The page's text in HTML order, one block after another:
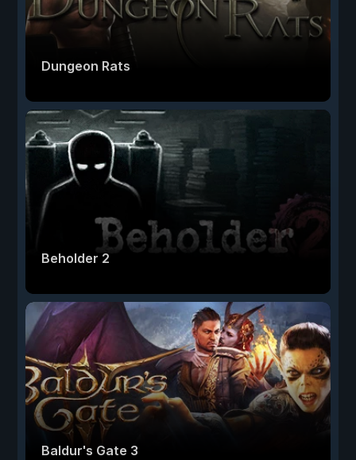
Dungeon Rats
Beholder 2
Baldur's Gate 3